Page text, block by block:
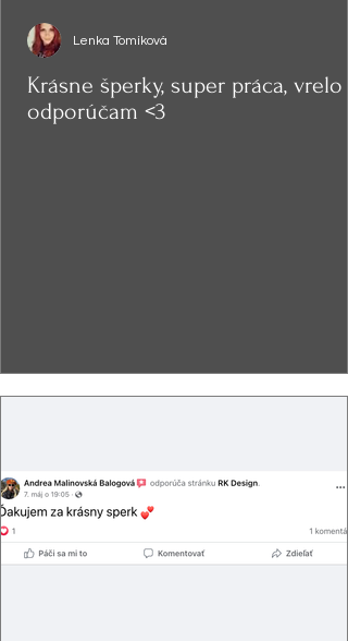
Krásne šperky, super práca, vrelo
odporúčam <3
Lenka Tomíková